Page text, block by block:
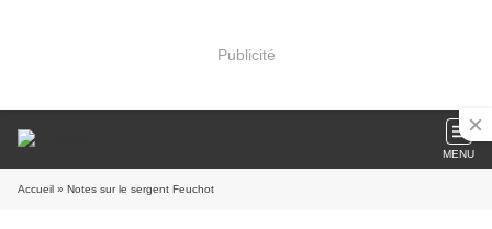
Publicité
MENU
Accueil » Notes sur le sergent Feuchot